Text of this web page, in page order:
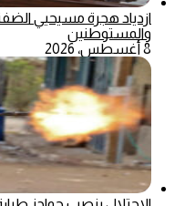
ازدياد هجرة مسيحيي
والمستوطنين
8 أغسطس، 2026